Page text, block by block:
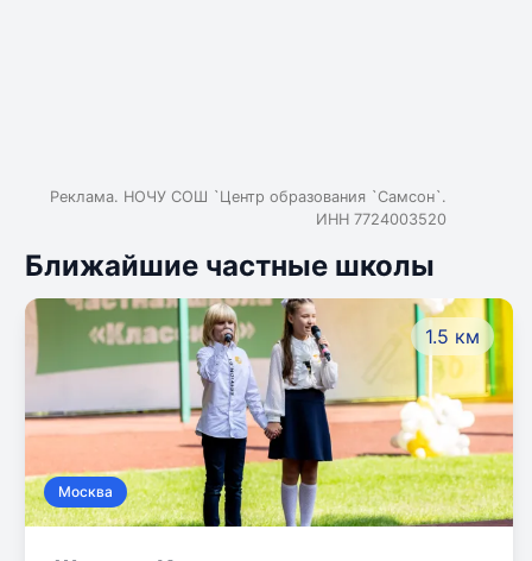
Реклама. НОЧУ СОШ `Центр образования `Самсон`.
ИНН 7724003520
Ближайшие частные школы
1.5 км
Москва